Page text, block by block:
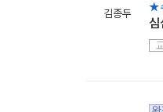
김종두
★
심